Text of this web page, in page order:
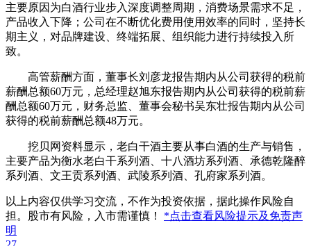
主要原因为白酒行业步入深度调整周期，消费场景需求不足，
产品收入下降；公司在不断优化费用使用效率的同时，坚持长
期主义，对品牌建设、终端拓展、组织能力进行持续投入所
致。
高管薪酬方面，董事长刘彦龙报告期内从公司获得的税前
薪酬总额60万元，总经理赵旭东报告期内从公司获得的税前薪
酬总额60万元，财务总监、董事会秘书吴东壮报告期内从公司
获得的税前薪酬总额48万元。
挖贝网资料显示，老白干酒主要从事白酒的生产与销售，
主要产品为衡水老白干系列酒、十八酒坊系列酒、承德乾隆醉
系列酒、文王贡系列酒、武陵系列酒、孔府家系列酒。
以上内容仅供学习交流，不作为投资依据，据此操作风险自
担。股市有风险，入市需谨慎！ *点击查看风险提示及免责声
明